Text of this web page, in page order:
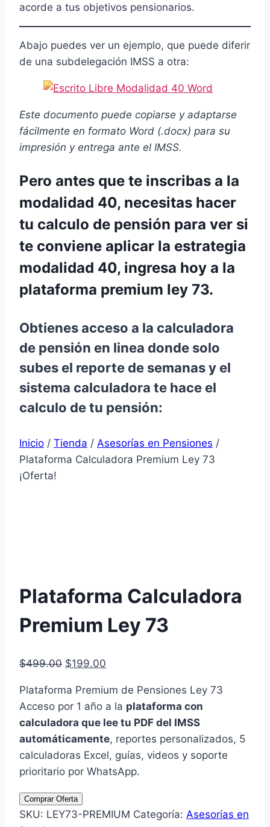
acorde a tus objetivos pensionarios.
Abajo puedes ver un ejemplo, que puede diferir
de una subdelegación IMSS a otra:
Este documento puede copiarse y adaptarse
fácilmente en formato Word (.docx) para su
impresión y entrega ante el IMSS.
Pero antes que te inscribas a la
modalidad 40, necesitas hacer
tu calculo de pensión para ver si
te conviene aplicar la estrategia
modalidad 40, ingresa hoy a la
plataforma premium ley 73.
Obtienes acceso a la calculadora
de pensión en linea donde solo
subes el reporte de semanas y el
sistema calculadora te hace el
calculo de tu pensión:
Inicio / Tienda / Asesorías en Pensiones /
Plataforma Calculadora Premium Ley 73
¡Oferta!
Plataforma Calculadora
Premium Ley 73
$499.00 El
original
era:
$499.00.
$199.00
actual
es:
$199.00.
Plataforma Premium de Pensiones Ley 73
Acceso por 1 año a la plataforma con
calculadora que lee tu PDF del IMSS
automáticamente, reportes personalizados, 5
calculadoras Excel, guías, videos y soporte
prioritario por WhatsApp.
Plataforma
Calculadora
Comprar Oferta
SKU: LEY73-PREMIUM Categoría: Asesorías en